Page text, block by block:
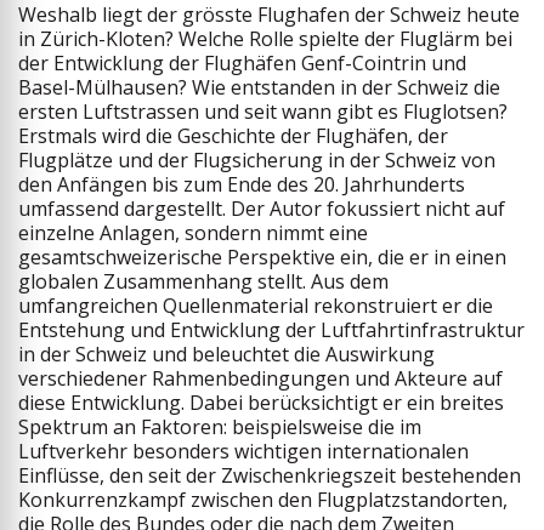
Weshalb liegt der grösste Flughafen der Schweiz heute
in Zürich-Kloten? Welche Rolle spielte der Fluglärm bei
der Entwicklung der Flughäfen Genf-Cointrin und
Basel-Mülhausen? Wie entstanden in der Schweiz die
ersten Luftstrassen und seit wann gibt es Fluglotsen?
Erstmals wird die Geschichte der Flughäfen, der
Flugplätze und der Flugsicherung in der Schweiz von
den Anfängen bis zum Ende des 20. Jahrhunderts
umfassend dargestellt. Der Autor fokussiert nicht auf
einzelne Anlagen, sondern nimmt eine
gesamtschweizerische Perspektive ein, die er in einen
globalen Zusammenhang stellt. Aus dem
umfangreichen Quellenmaterial rekonstruiert er die
Entstehung und Entwicklung der Luftfahrtinfrastruktur
in der Schweiz und beleuchtet die Auswirkung
verschiedener Rahmenbedingungen und ­Akteure auf
diese Entwicklung. Dabei berücksichtigt er ein breites
Spektrum an Faktoren: beispielsweise die im
Luftverkehr besonders wichtigen internationalen
Einflüsse, den seit der Zwischenkriegszeit bestehenden
Konkurrenzkampf zwischen den Flugplatzstandorten,
die Rolle des Bundes oder die nach dem Zweiten